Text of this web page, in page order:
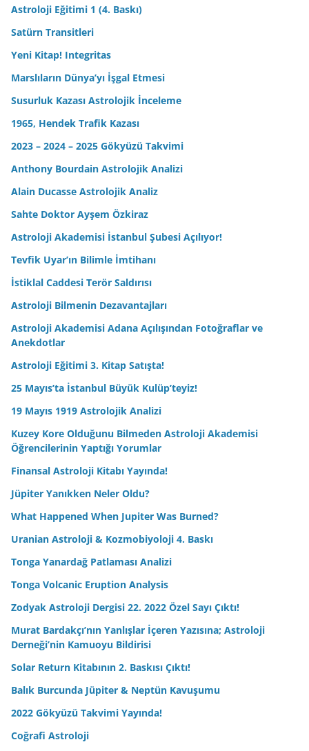
Astroloji Eğitimi 1 (4. Baskı)
Satürn Transitleri
Yeni Kitap! Integritas
Marslıların Dünya’yı İşgal Etmesi
Susurluk Kazası Astrolojik İnceleme
1965, Hendek Trafik Kazası
2023 – 2024 – 2025 Gökyüzü Takvimi
Anthony Bourdain Astrolojik Analizi
Alain Ducasse Astrolojik Analiz
Sahte Doktor Ayşem Özkiraz
Astroloji Akademisi İstanbul Şubesi Açılıyor!
Tevfik Uyar’ın Bilimle İmtihanı
İstiklal Caddesi Terör Saldırısı
Astroloji Bilmenin Dezavantajları
Astroloji Akademisi Adana Açılışından Fotoğraflar ve
Anekdotlar
Astroloji Eğitimi 3. Kitap Satışta!
25 Mayıs’ta İstanbul Büyük Kulüp’teyiz!
19 Mayıs 1919 Astrolojik Analizi
Kuzey Kore Olduğunu Bilmeden Astroloji Akademisi
Öğrencilerinin Yaptığı Yorumlar
Finansal Astroloji Kitabı Yayında!
Jüpiter Yanıkken Neler Oldu?
What Happened When Jupiter Was Burned?
Uranian Astroloji & Kozmobiyoloji 4. Baskı
Tonga Yanardağ Patlaması Analizi
Tonga Volcanic Eruption Analysis
Zodyak Astroloji Dergisi 22. 2022 Özel Sayı Çıktı!
Murat Bardakçı’nın Yanlışlar İçeren Yazısına; Astroloji
Derneği’nin Kamuoyu Bildirisi
Solar Return Kitabının 2. Baskısı Çıktı!
Balık Burcunda Jüpiter & Neptün Kavuşumu
2022 Gökyüzü Takvimi Yayında!
Coğrafi Astroloji